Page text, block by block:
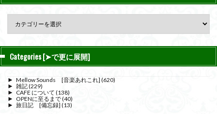
Categories [➤で更に展開]
► Mellow Sounds [音楽あれこれ] (620)
► 雑記(229)
► CAFE について (138)
► OPENに至るまで(40)
► 旅日記 [備忘録] (13)